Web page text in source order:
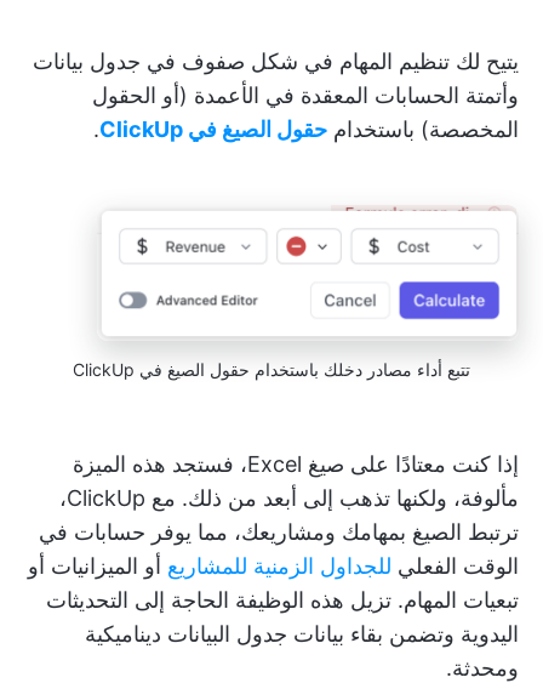
يتيح لك تنظيم المهام في شكل صفوف في جدول بيانات
وأتمتة الحسابات المعقدة في الأعمدة (أو الحقول
المخصصة) باستخدام حقول الصيغ في ClickUp .
تتبع أداء مصادر دخلك باستخدام حقول الصيغ في ClickUp
إذا كنت معتادًا على صيغ Excel، فستجد هذه الميزة
مألوفة، ولكنها تذهب إلى أبعد من ذلك. مع ClickUp،
ترتبط الصيغ بمهامك ومشاريعك، مما يوفر حسابات في
الوقت الفعلي للجداول الزمنية للمشاريع أو الميزانيات أو
تبعيات المهام. تزيل هذه الوظيفة الحاجة إلى التحديثات
اليدوية وتضمن بقاء بيانات جدول البيانات ديناميكية
ومحدثة.